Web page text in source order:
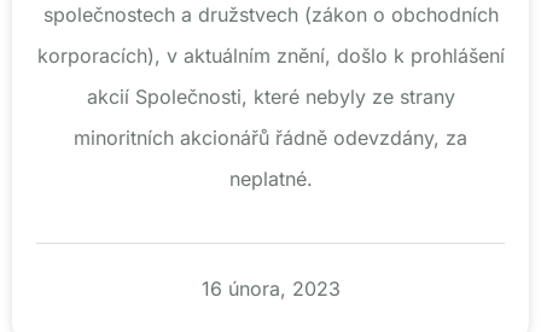
společnostech a družstvech (zákon o obchodních
korporacích), v aktuálním znění, došlo k prohlášení
akcií Společnosti, které nebyly ze strany
minoritních akcionářů řádně odevzdány, za
neplatné.
16 února, 2023